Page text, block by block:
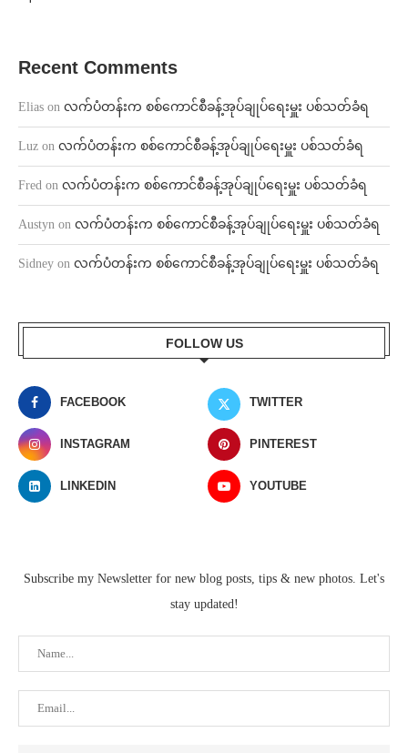
Recent Comments
Elias on လက်ပံတန်းက စစ်ကောင်စီခန့်အုပ်ချုပ်ရေးမှူး ပစ်သတ်ခံရ
Luz on လက်ပံတန်းက စစ်ကောင်စီခန့်အုပ်ချုပ်ရေးမှူး ပစ်သတ်ခံရ
Fred on လက်ပံတန်းက စစ်ကောင်စီခန့်အုပ်ချုပ်ရေးမှူး ပစ်သတ်ခံရ
Austyn on လက်ပံတန်းက စစ်ကောင်စီခန့်အုပ်ချုပ်ရေးမှူး ပစ်သတ်ခံရ
Sidney on လက်ပံတန်းက စစ်ကောင်စီခန့်အုပ်ချုပ်ရေးမှူး ပစ်သတ်ခံရ
FOLLOW US
FACEBOOK TWITTER
INSTAGRAM PINTEREST
LINKEDIN YOUTUBE
Subscribe my Newsletter for new blog posts, tips & new photos. Let's
stay updated!